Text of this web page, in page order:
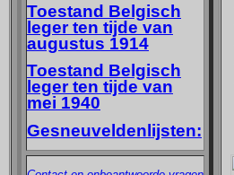
Toestand Belgisch
leger ten tijde van
augustus 1914
Toestand Belgisch
leger ten tijde van
mei 1940
Gesneuveldenlijsten: